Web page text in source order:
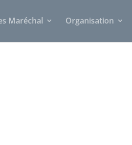
Maréchal Organisation